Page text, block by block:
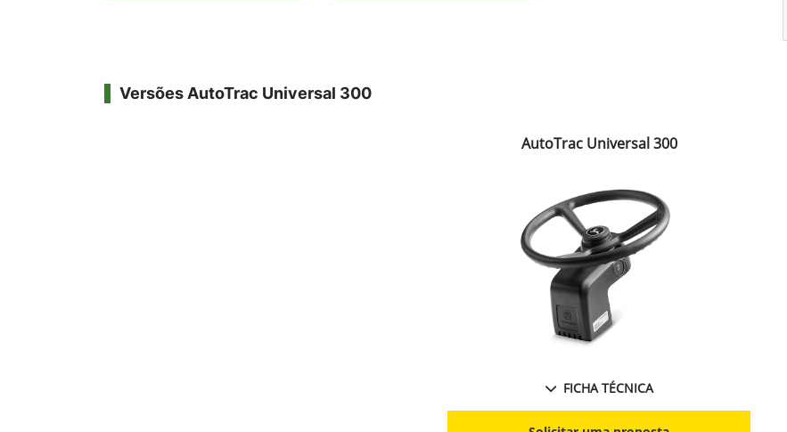
Versões AutoTrac Universal 300
AutoTrac Universal 300
FICHA TÉCNICA